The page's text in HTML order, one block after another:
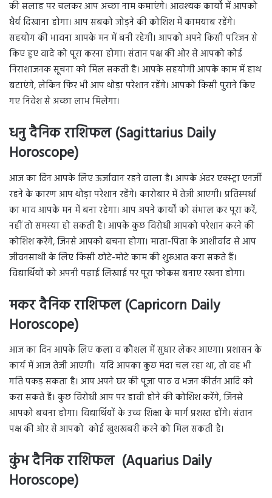
की सलाह पर चलकर आप अच्छा नाम कमाएंगे। आवश्यक कार्यों में आपको
धैर्य दिखाना होगा। आप सबको जोड़ने की कोशिश में कामयाब रहेंगे।
सहयोग की भावना आपके मन में बनी रहेगी। आपको अपने किसी परिजन से
किए हुए वादे को पूरा करना होगा। संतान पक्ष की ओर से आपको कोई
निराशाजनक सूचना को मिल सकती है। आपके सहयोगी आपके काम में हाथ
बटाएंगे, लेकिन फिर भी आप थोड़ा परेशान रहेंगे। आपको किसी पुराने किए
गए निवेश से अच्छा लाभ मिलेगा।
धनु दैनिक राशिफल (Sagittarius Daily
Horoscope)
आज का दिन आपके लिए ऊर्जावान रहने वाला है। आपके अंदर एक्स्ट्रा एनर्जी
रहने के कारण आप थोड़ा परेशान रहेंगे। कारोबार में तेजी आएगी। प्रतिस्पर्धा
का भाव आपके मन में बना रहेगा। आप अपने कार्यों को संभाल कर पूरा करें,
नहीं तो समस्या हो सकती है। आपके कुछ विरोधी आपको परेशान करने की
कोशिश करेंगे, जिनसे आपको बचना होगा। माता-पिता के आशीर्वाद से आप
जीवनसाथी के लिए किसी छोटे-मोटे काम की शुरुआत करा सकते हैं।
विद्यार्थियों को अपनी पढ़ाई लिखाई पर पूरा फोकस बनाए रखना होगा।
मकर दैनिक राशिफल (Capricorn Daily
Horoscope)
आज का दिन आपके लिए कला व कौशल में सुधार लेकर आएगा। प्रशासन के
कार्य में आज तेजी आएगी। यदि आपका कुछ मंदा चल रहा था, तो वह भी
गति पकड़ सकता है। आप अपने घर की पूजा पाठ व भजन कीर्तन आदि को
करा सकते हैं। कुछ विरोधी आप पर हावी होने की कोशिश करेंगे, जिनसे
आपको बचना होगा। विद्यार्थियों के उच्च शिक्षा के मार्ग प्रशस्त होंगे। संतान
पक्ष की ओर से आपको कोई खुशखबरी करने को मिल सकती है।
कुंभ दैनिक राशिफल (Aquarius Daily
Horoscope)